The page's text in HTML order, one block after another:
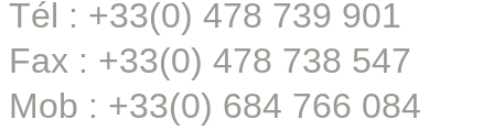
Tél : +33(0) 478 739 901
Fax : +33(0) 478 738 547
Mob : +33(0) 684 766 084